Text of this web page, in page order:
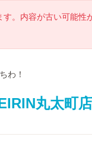
。内容が古い可能性
わ！
丸太町店